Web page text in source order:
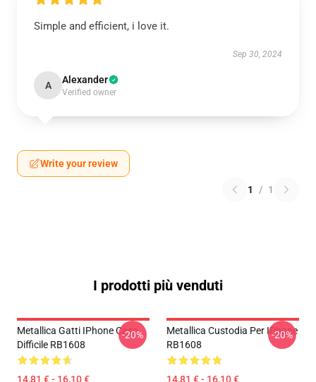
Simple and efficient, i love it.
Sep 30, 2024
A Alexander
Verified owner
Write your review
1 / 1
I prodotti più venduti
Metallica Gatti IPhone Caso
Difficile RB1608
14,81 € - 16,10 €
-20%
Metallica Custodia Per IPhone
RB1608
14,81 € - 16,10 €
-20%